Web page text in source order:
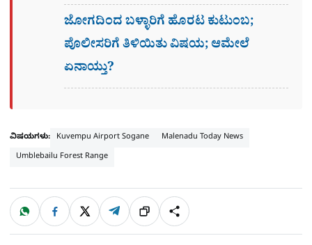
ಜೋಗದಿಂದ ಬಳ್ಳಾರಿಗೆ ಹೊರಟ ಕುಟುಂಬ;
ಪೊಲೀಸರಿಗೆ ತಿಳಿಯಿತು ವಿಷಯ; ಆಮೇಲೆ
ಏನಾಯ್ತು?
ವಿಷಯಗಳು: Kuvempu Airport Sogane
Malenadu Today News
Umblebailu Forest Range
ಹಂಚಿಕೊಳ್ಳಿ
W
a
t
F
c
e
X T
l
e
ಲಿಂ
ಕ್
S
h